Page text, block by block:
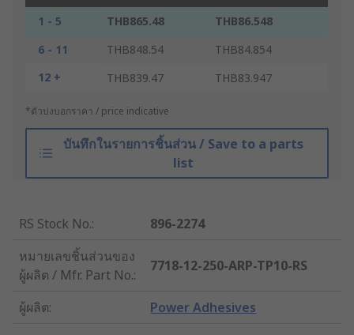
1 - 5 THB865.48
THB86.548
6 - 11
THB848.54
THB84.854
12 +
THB839.47 THB83.947
*ตัวบ่งบอกราคา / price indicative
บันทึกในรายการชิ้นส่วน / Save to a parts
list
RS Stock No.:
896-2274
หมายเลขชิ้นส่วนของ
ผู้ผลิต / Mfr. Part No.:
7718-12-250-ARP-TP10-RS
ผู้ผลิต: Power Adhesives